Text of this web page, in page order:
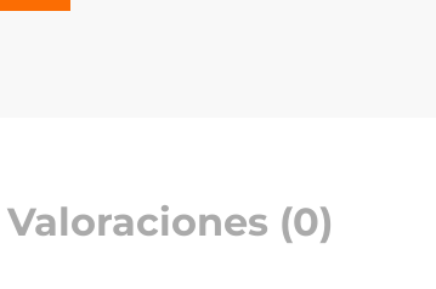
Valoraciones (0)